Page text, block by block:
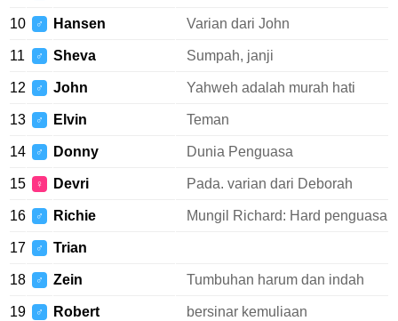
10 ♂ Hansen Varian dari John
11 ♂ Sheva Sumpah, janji
12 ♂ John Yahweh adalah murah hati
13 ♂ Elvin Teman
14 ♂ Donny Dunia Penguasa
15 ♀ Devri Pada. varian dari Deborah
16 ♂ Richie Mungil Richard: Hard penguasa
17 ♂ Trian
18 ♂ Zein Tumbuhan harum dan indah
19 ♂ Robert bersinar kemuliaan